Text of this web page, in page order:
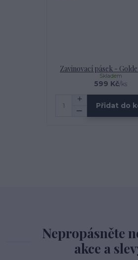
Zavinovací pásek -
599 Kč/ks
Skladem
Přidat do
Nepropásněte
akce a